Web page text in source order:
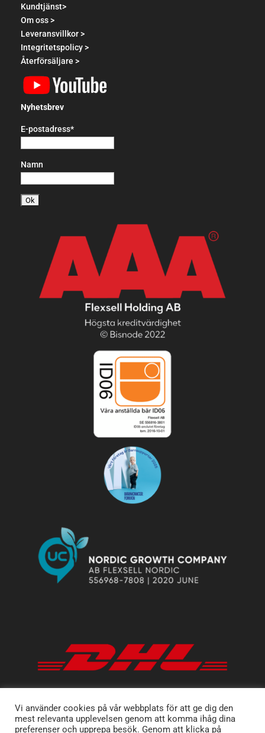
Kundtjänst>
Om oss >
Leveransvillkor >
Integritetspolicy >
Återförsäljare >
Nyhetsbrev
E-postadress*
Namn
Vi använder cookies på vår webbplats för att ge dig den
mest relevanta upplevelsen genom att komma ihåg dina
preferenser och upprepa besök. Genom att klicka på